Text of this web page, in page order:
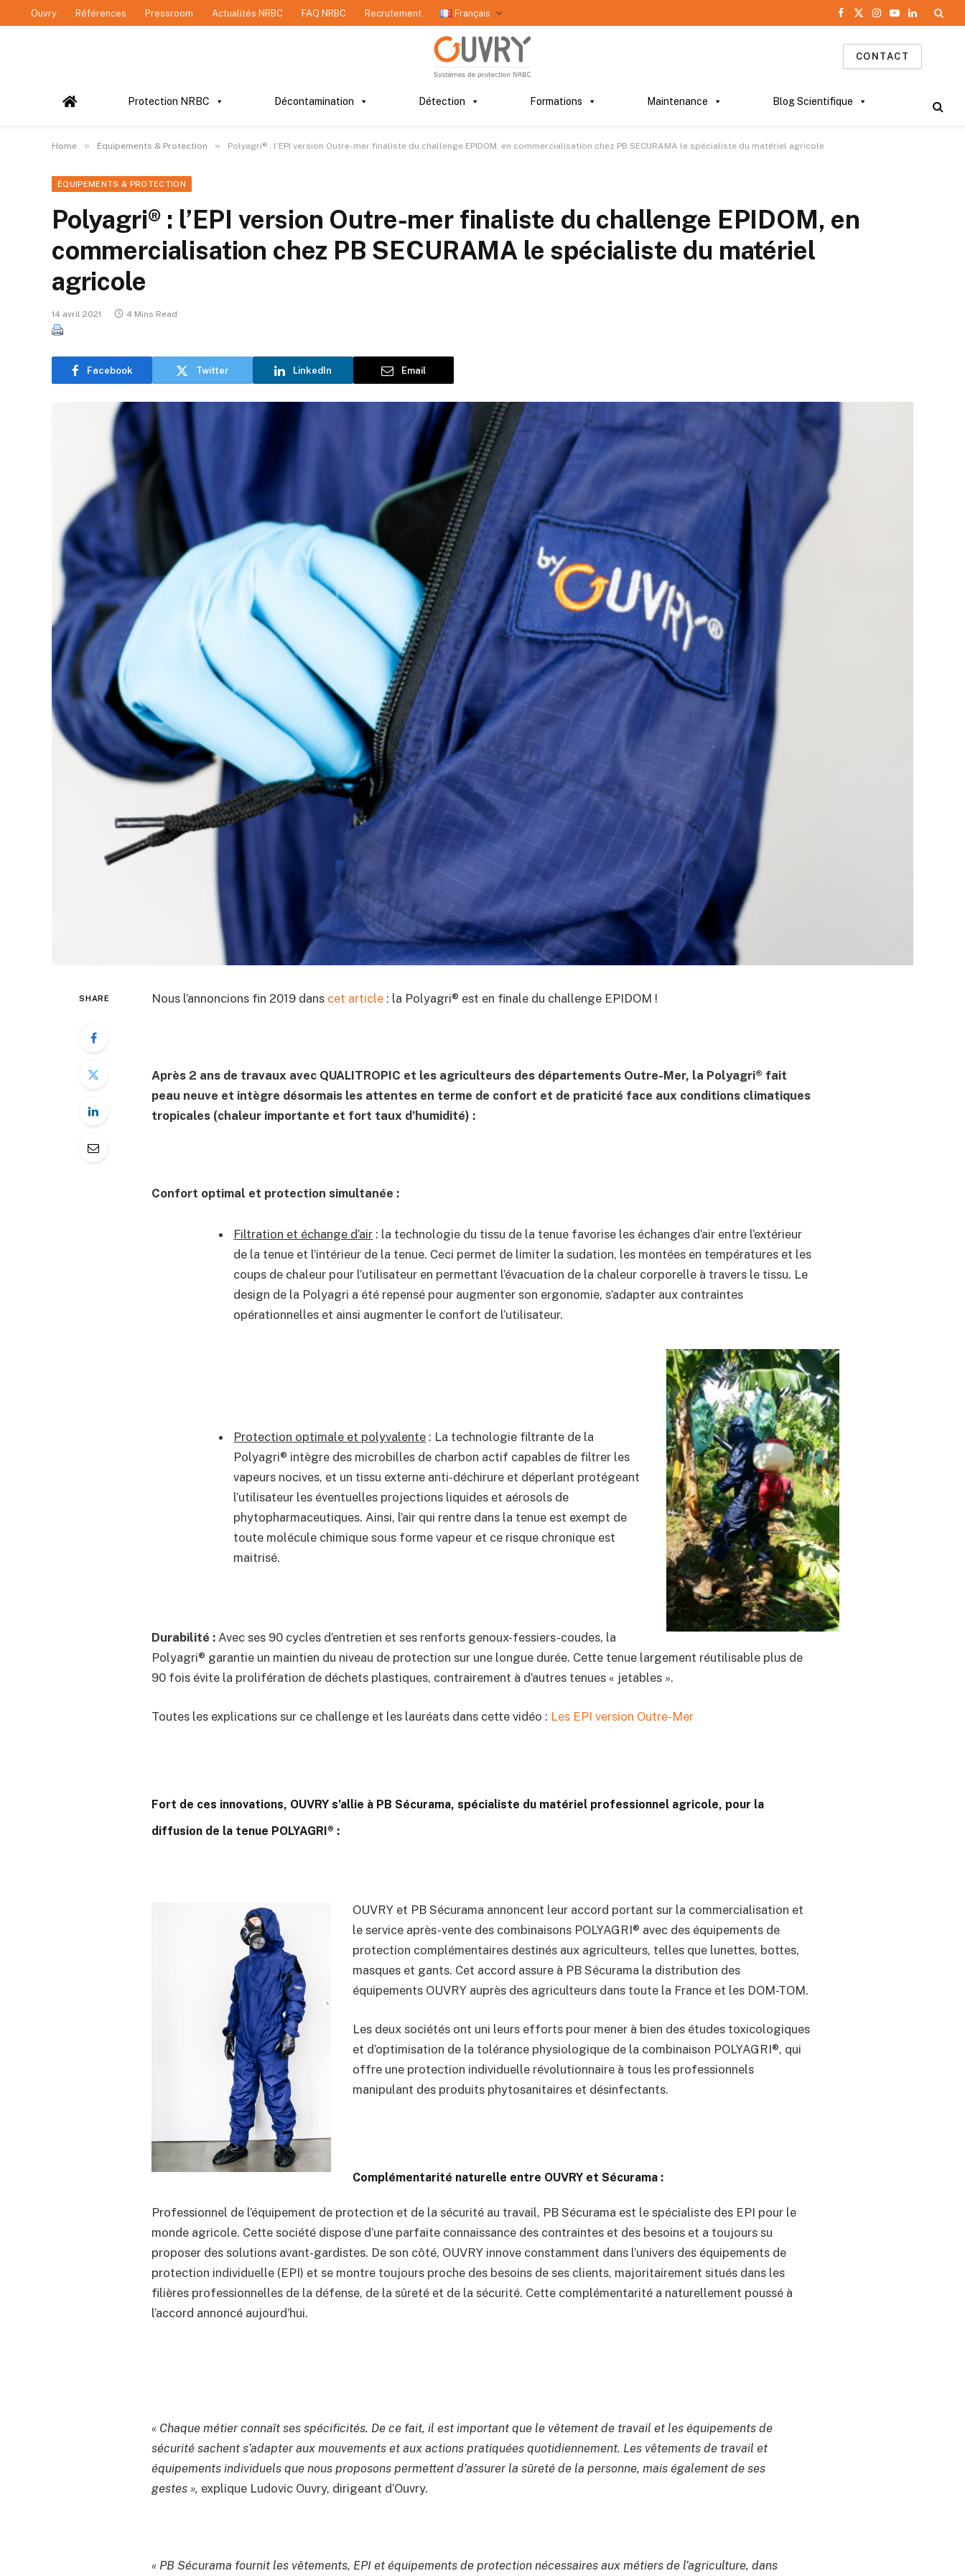
Ouvry Références Pressroom Actualités NRBC FAQ NRBC Recrutement Français
Facebook
X
(Twitter)
Instagram
YouTube
LinkedIn
CONTACT
Protection NRBC Décontamination Détection Formations Maintenance Blog Scientifique
Home » Équipements & Protection » Polyagri® : l’EPI version Outre-mer finaliste du challenge EPIDOM, en commercialisation chez PB SECURAMA le spécialiste du matériel agricole
ÉQUIPEMENTS & PROTECTION
Polyagri® : l’EPI version Outre-mer finaliste du challenge EPIDOM, en
commercialisation chez PB SECURAMA le spécialiste du matériel
agricole
14 avril 2021 4 Mins Read
Facebook Twitter LinkedIn Email
SHARE Nous l’annoncions fin 2019 dans cet article : la Polyagri® est en finale du challenge EPIDOM !
Après 2 ans de travaux avec QUALITROPIC et les agriculteurs des départements Outre-Mer, la Polyagri® fait
peau neuve et intègre désormais les attentes en terme de confort et de praticité face aux conditions climatiques
tropicales (chaleur importante et fort taux d’humidité) :
Confort optimal et protection simultanée :
Filtration et échange d’air : la technologie du tissu de la tenue favorise les échanges d’air entre l’extérieur
de la tenue et l’intérieur de la tenue. Ceci permet de limiter la sudation, les montées en températures et les
coups de chaleur pour l’utilisateur en permettant l’évacuation de la chaleur corporelle à travers le tissu. Le
design de la Polyagri a été repensé pour augmenter son ergonomie, s’adapter aux contraintes
opérationnelles et ainsi augmenter le confort de l’utilisateur.
Protection optimale et polyvalente : La technologie filtrante de la
Polyagri® intègre des microbilles de charbon actif capables de filtrer les
vapeurs nocives, et un tissu externe anti-déchirure et déperlant protégeant
l’utilisateur les éventuelles projections liquides et aérosols de
phytopharmaceutiques. Ainsi, l’air qui rentre dans la tenue est exempt de
toute molécule chimique sous forme vapeur et ce risque chronique est
maitrisé.
Durabilité :Avec ses 90 cycles d’entretien et ses renforts genoux-fessiers-coudes, la
Polyagri® garantie un maintien du niveau de protection sur une longue durée. Cette tenue largement réutilisable plus de
90 fois évite la prolifération de déchets plastiques, contrairement à d’autres tenues « jetables ».
Toutes les explications sur ce challenge et les lauréats dans cette vidéo : Les EPI version Outre-Mer
Fort de ces innovations, OUVRY s’allie à PB Sécurama, spécialiste du matériel professionnel agricole, pour la
diffusion de la tenue POLYAGRI® :
OUVRY et PB Sécurama annoncent leur accord portant sur la commercialisation et
le service après-vente des combinaisons POLYAGRI® avec des équipements de
protection complémentaires destinés aux agriculteurs, telles que lunettes, bottes,
masques et gants. Cet accord assure à PB Sécurama la distribution des
équipements OUVRY auprès des agriculteurs dans toute la France et les DOM-TOM.
Les deux sociétés ont uni leurs efforts pour mener à bien des études toxicologiques
et d’optimisation de la tolérance physiologique de la combinaison POLYAGRI®, qui
offre une protection individuelle révolutionnaire à tous les professionnels
manipulant des produits phytosanitaires et désinfectants.
Complémentarité naturelle entre OUVRY et Sécurama :
Professionnel de l’équipement de protection et de la sécurité au travail, PB Sécurama est le spécialiste des EPI pour le
monde agricole. Cette société dispose d’une parfaite connaissance des contraintes et des besoins et a toujours su
proposer des solutions avant-gardistes. De son côté, OUVRY innove constamment dans l’univers des équipements de
protection individuelle (EPI) et se montre toujours proche des besoins de ses clients, majoritairement situés dans les
filières professionnelles de la défense, de la sûreté et de la sécurité. Cette complémentarité a naturellement poussé à
l’accord annoncé aujourd’hui.
« Chaque métier connaît ses spécificités. De ce fait, il est important que le vêtement de travail et les équipements de
sécurité sachent s’adapter aux mouvements et aux actions pratiquées quotidiennement. Les vêtements de travail et
équipements individuels que nous proposons permettent d’assurer la sûreté de la personne, mais également de ses
gestes », explique Ludovic Ouvry, dirigeant d’Ouvry.
« PB Sécurama fournit les vêtements, EPI et équipements de protection nécessaires aux métiers de l’agriculture, dans